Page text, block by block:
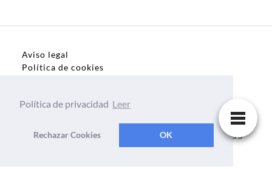
Aviso legal
Política de cookies
Dedicatorias, frases, textos para todo el mundo
Política de privacidad Leer
Rechazar Cookies OK